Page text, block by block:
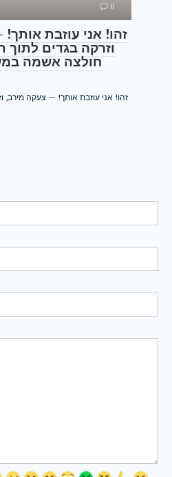
0
וזרקה בגדים לתוך
חולצה אשמה